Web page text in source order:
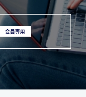
会員専用